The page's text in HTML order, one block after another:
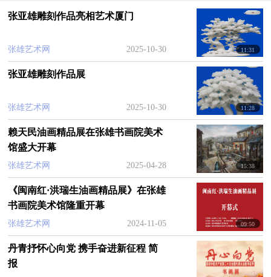
民生，打赢脱贫攻坚战，全面建成小康社会，为促
进共同富裕创造了良好条件。时代新声，是艺术最
美的旋律。中华民族的奋斗精神启发了艺术家的创
作，艺术家的创作成为奋斗者的精神财富。艺术家
深入基层，描绘城乡新变化，了解社会新需求，创
作出提炼主题、凝练形象具有精湛的艺术水准的美
术作品，是每一位艺术家抒写时代新篇章，有效开
展主题性美术创作的必由之路。福建省美术家协
会、厦门市美术馆、福建省当代画院、福建省收藏
文化协会联合举办“共同富裕，迈进第二个百年”踔厉
风发·第六届福建省迎春画展，面向全国征稿。
主办单位
张亚雄雕刻作品亮相艺术厦门
张雄艺术网 2025-10-30 11:31
张亚雄雕刻作品展
张雄艺术网 2025-10-30 11:28
赖天民油画精品展在张雄书画院美术
馆盛大开幕
张雄艺术网 2025-04-28 15:38
《闽南红·洪瑞生油画精品展》在张雄
书画院美术馆隆重开幕
张雄艺术网 2024-11-05 09:50
丹青抒怀心向党 携手奋进新征程 简
报